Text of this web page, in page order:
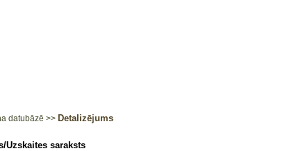
datubāzē >> Detalizējums
Uzskaites saraksts